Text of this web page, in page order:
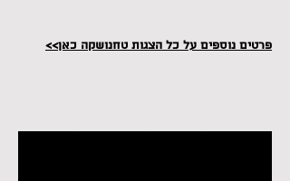
פרטים נוספים על כל הצגות טחנושקה כאן>>